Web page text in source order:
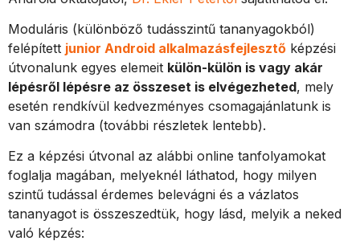
Moduláris (különböző tudásszintű tananyagokból)
felépített junior Android alkalmazásfejlesztő képzési
útvonalunk egyes elemeit külön-külön is vagy akár
lépésről lépésre az összeset is elvégezheted, mely
esetén rendkívül kedvezményes csomagajánlatunk is
van számodra (további részletek lentebb).
Ez a képzési útvonal az alábbi online tanfolyamokat
foglalja magában, melyeknél láthatod, hogy milyen
szintű tudással érdemes belevágni és a vázlatos
tananyagot is összeszedtük, hogy lásd, melyik a neked
való képzés: